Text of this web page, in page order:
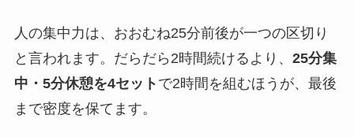
人の集中力は、おおむね25分前後が一つの区切り
と言われます。だらだら2時間続けるより、 25分集
中・5分休憩を4セット で2時間を組むほうが、最後
まで密度を保てます。